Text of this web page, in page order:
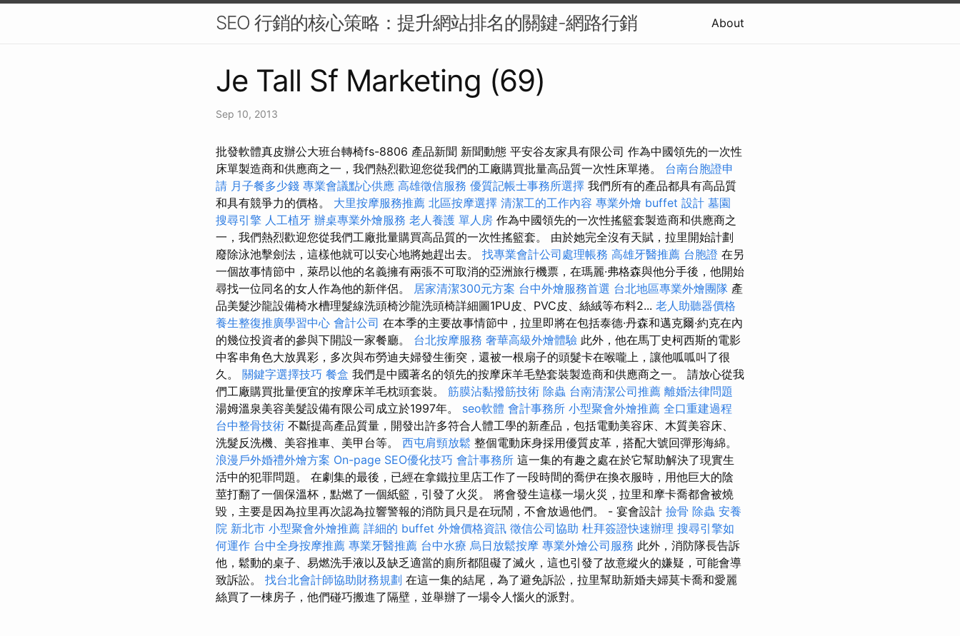
SEO 行銷的核心策略：提升網站排名的關鍵-網路行銷 About
Je Tall Sf Marketing (69)
Sep 10, 2013
批發軟體真皮辦公大班台轉椅fs-8806 產品新聞 新聞動態 平安谷友家具有限公司 作為中國領先的一次性
床單製造商和供應商之一，我們熱烈歡迎您從我們的工廠購買批量高品質一次性床單捲。 台南台胞證申
請 月子餐多少錢 專業會議點心供應 高雄徵信服務 優質記帳士事務所選擇 我們所有的產品都具有高品質
和具有競爭力的價格。 大里按摩服務推薦 北區按摩選擇 清潔工的工作內容 專業外燴 buffet 設計 墓園
搜尋引擎 人工植牙 辦桌專業外燴服務 老人養護 單人房 作為中國領先的一次性搖籃套製造商和供應商之
一，我們熱烈歡迎您從我們工廠批量購買高品質的一次性搖籃套。 由於她完全沒有天賦，拉里開始計劃
廢除泳池擊劍法，這樣他就可以安心地將她趕出去。 找專業會計公司處理帳務 高雄牙醫推薦 台胞證 在另
一個故事情節中，萊昂以他的名義擁有兩張不可取消的亞洲旅行機票，在瑪麗·弗格森與他分手後，他開始
尋找一位同名的女人作為他的新伴侶。 居家清潔300元方案 台中外燴服務首選 台北地區專業外燴團隊 產
品美髮沙龍設備椅水槽理髮線洗頭椅沙龍洗頭椅詳細圖1PU皮、PVC皮、絲絨等布料2... 老人助聽器價格
養生整復推廣學習中心 會計公司 在本季的主要故事情節中，拉里即將在包括泰德·丹森和邁克爾·約克在內
的幾位投資者的參與下開設一家餐廳。 台北按摩服務 奢華高級外燴體驗 此外，他在馬丁史柯西斯的電影
中客串角色大放異彩，多次與布勞迪夫婦發生衝突，還被一根扇子的頭髮卡在喉嚨上，讓他呱呱叫了很
久。 關鍵字選擇技巧 餐盒 我們是中國著名的領先的按摩床羊毛墊套裝製造商和供應商之一。 請放心從我
們工廠購買批量便宜的按摩床羊毛枕頭套裝。 筋膜沾黏撥筋技術 除蟲 台南清潔公司推薦 離婚法律問題
湯姆溫泉美容美髮設備有限公司成立於1997年。 seo軟體 會計事務所 小型聚會外燴推薦 全口重建過程
台中整骨技術 不斷提高產品質量，開發出許多符合人體工學的新產品，包括電動美容床、木質美容床、
洗髮反洗機、美容推車、美甲台等。 西屯肩頸放鬆 整個電動床身採用優質皮革，搭配大號回彈形海綿。
浪漫戶外婚禮外燴方案 On-page SEO優化技巧 會計事務所 這一集的有趣之處在於它幫助解決了現實生
活中的犯罪問題。 在劇集的最後，已經在拿鐵拉里店工作了一段時間的喬伊在換衣服時，用他巨大的陰
莖打翻了一個保溫杯，點燃了一個紙籃，引發了火災。 將會發生這樣一場火災，拉里和摩卡喬都會被燒
毀，主要是因為拉里再次認為拉響警報的消防員只是在玩鬧，不會放過他們。 - 宴會設計 撿骨 除蟲 安養
院 新北市 小型聚會外燴推薦 詳細的 buffet 外燴價格資訊 徵信公司協助 杜拜簽證快速辦理 搜尋引擎如
何運作 台中全身按摩推薦 專業牙醫推薦 台中水療 烏日放鬆按摩 專業外燴公司服務 此外，消防隊長告訴
他，鬆動的桌子、易燃洗手液以及缺乏適當的廁所都阻礙了滅火，這也引發了故意縱火的嫌疑，可能會導
致訴訟。 找台北會計師協助財務規劃 在這一集的結尾，為了避免訴訟，拉里幫助新婚夫婦莫卡喬和愛麗
絲買了一棟房子，他們碰巧搬進了隔壁，並舉辦了一場令人惱火的派對。